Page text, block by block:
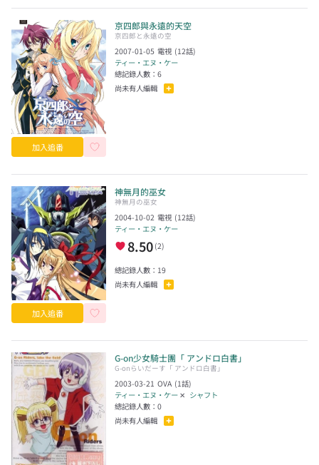
加入追番
京四郎與永遠的天空
京四郎と永遠の空
2007-01-05 電視 (12話)
ティー・エヌ・ケー
總記錄人數：6
尚未有人編輯
加入追番
神無月的巫女
神無月の巫女
2004-10-02 電視 (12話)
ティー・エヌ・ケー
8.50 (2)
總記錄人數： 19
尚未有人編輯
G-on少女騎士團「 アンドロ白書」
G-onらいだーす「 アンドロ白書」
2003-03-21 OVA (1話)
ティー・エヌ・ケー ✕ シャフト
總記錄人數：0
尚未有人編輯